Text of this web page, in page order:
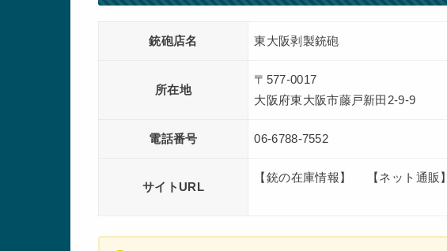
銃砲店名 東大阪剥製銃砲
所在地
〒577-0017
大阪府東大阪市藤戸新田2-9-9
電話番号 06-6788-7552
サイトURL
【銃の在庫情報】 【ネット通販】